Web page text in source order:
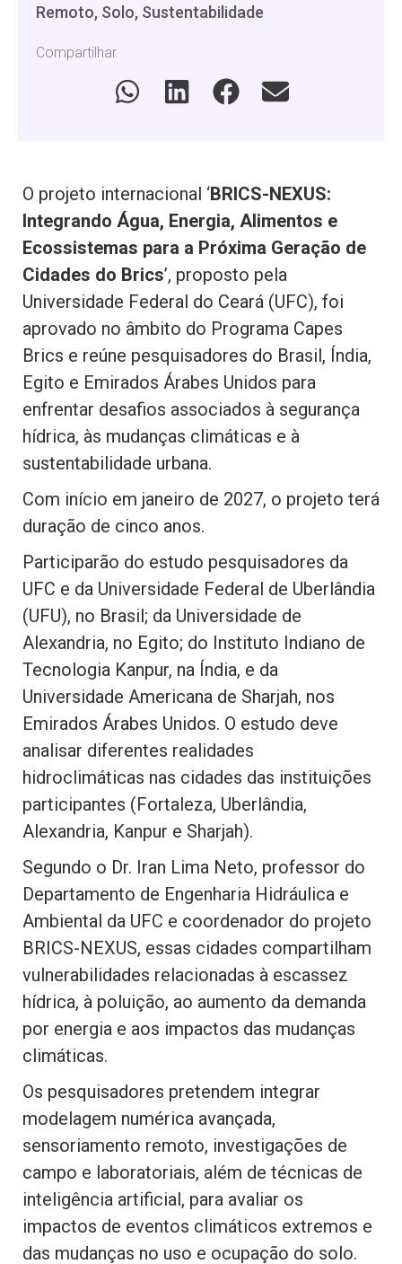
Remoto, Solo, Sustentabilidade
Compartilhar
O projeto internacional ‘BRICS-NEXUS:
Integrando Água, Energia, Alimentos e
Ecossistemas para a Próxima Geração de
Cidades do Brics’, proposto pela
Universidade Federal do Ceará (UFC), foi
aprovado no âmbito do Programa Capes
Brics e reúne pesquisadores do Brasil, Índia,
Egito e Emirados Árabes Unidos para
enfrentar desafios associados à segurança
hídrica, às mudanças climáticas e à
sustentabilidade urbana.
Com início em janeiro de 2027, o projeto terá
duração de cinco anos.
Participarão do estudo pesquisadores da
UFC e da Universidade Federal de Uberlândia
(UFU), no Brasil; da Universidade de
Alexandria, no Egito; do Instituto Indiano de
Tecnologia Kanpur, na Índia, e da
Universidade Americana de Sharjah, nos
Emirados Árabes Unidos. O estudo deve
analisar diferentes realidades
hidroclimáticas nas cidades das instituições
participantes (Fortaleza, Uberlândia,
Alexandria, Kanpur e Sharjah).
Segundo o Dr. Iran Lima Neto, professor do
Departamento de Engenharia Hidráulica e
Ambiental da UFC e coordenador do projeto
BRICS-NEXUS, essas cidades compartilham
vulnerabilidades relacionadas à escassez
hídrica, à poluição, ao aumento da demanda
por energia e aos impactos das mudanças
climáticas.
Os pesquisadores pretendem integrar
modelagem numérica avançada,
sensoriamento remoto, investigações de
campo e laboratoriais, além de técnicas de
inteligência artificial, para avaliar os
impactos de eventos climáticos extremos e
das mudanças no uso e ocupação do solo.